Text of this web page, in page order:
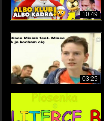
10:49
03:25